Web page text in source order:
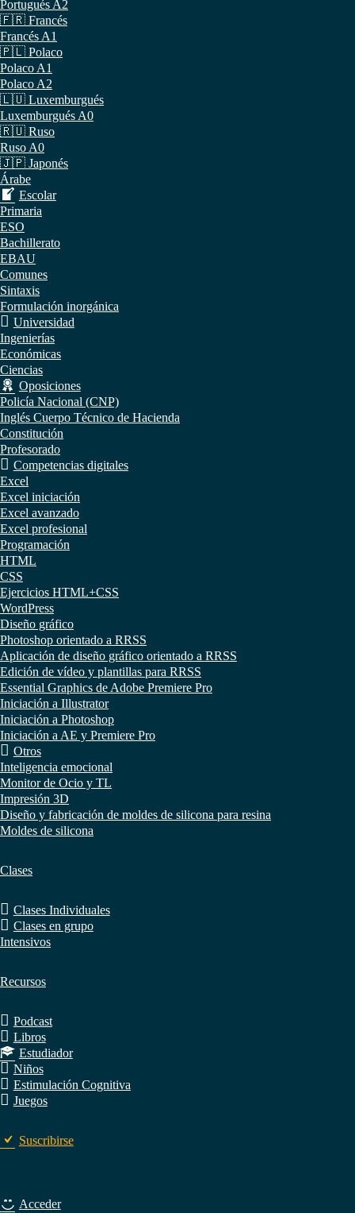
Portugués A2
🇫🇷 Francés
Francés A1
🇵🇱 Polaco
Polaco A1
Polaco A2
🇱🇺 Luxemburgués
Luxemburgués A0
🇷🇺 Ruso
Ruso A0
🇯🇵 Japonés
Árabe
Escolar
Primaria
ESO
Bachillerato
EBAU
Comunes
Sintaxis
Formulación inorgánica
Universidad
Ingenierías
Económicas
Ciencias
Oposiciones
Policía Nacional (CNP)
Inglés Cuerpo Técnico de Hacienda
Constitución
Profesorado
Competencias digitales
Excel
Excel iniciación
Excel avanzado
Excel profesional
Programación
HTML
CSS
Ejercicios HTML+CSS
WordPress
Diseño gráfico
Photoshop orientado a RRSS
Aplicación de diseño gráfico orientado a RRSS
Edición de vídeo y plantillas para RRSS
Essential Graphics de Adobe Premiere Pro
Iniciación a Illustrator
Iniciación a Photoshop
Iniciación a AE y Premiere Pro
Otros
Inteligencia emocional
Monitor de Ocio y TL
Impresión 3D
Diseño y fabricación de moldes de silicona para resina
Moldes de silicona
Clases
Clases Individuales
Clases en grupo
Intensivos
Recursos
Podcast
Libros
Estudiador
Niños
Estimulación Cognitiva
Juegos
Suscribirse
Acceder